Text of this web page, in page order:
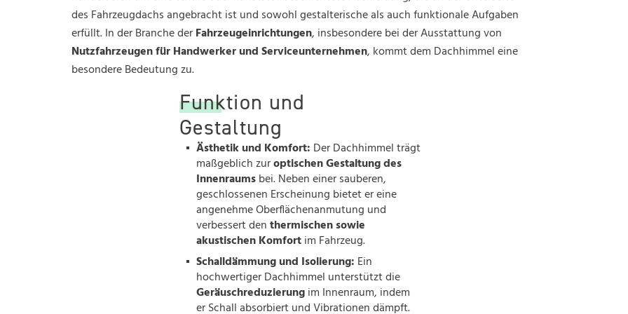
Kontakt
Kontakt
Arbeitssicherheit
des Fahrzeugdachs angebracht ist und sowohl gestalterische als auch funktionale Aufgaben
erfüllt. In der Branche derFahrzeugeinrichtungen, insbesondere bei der Ausstattung von
Nutzfahrzeugen für Handwerker und Serviceunternehmen, kommt dem Dachhimmel eine
besondere Bedeutung zu.
Funktion und
Gestaltung
Ästhetik und Komfort: Der Dachhimmel trägt
maßgeblich zuroptischen Gestaltung des
Innenraumsbei. Neben einer sauberen,
geschlossenen Erscheinung bietet er eine
angenehme Oberflächenanmutung und
verbessert denthermischen sowie
akustischen Komfortim Fahrzeug.
Schalldämmung und Isolierung: Ein
hochwertiger Dachhimmel unterstützt die
Geräuschreduzierungim Innenraum, indem
er Schall absorbiert und Vibrationen dämpft.